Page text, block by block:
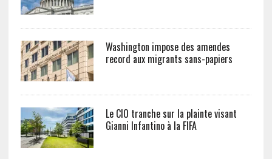
Washington impose des amendes
record aux migrants sans-papiers
Le CIO tranche sur la plainte visant
Gianni Infantino à la FIFA